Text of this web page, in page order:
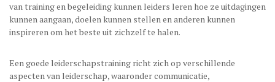
van training en begeleiding kunnen leiders leren hoe ze uitdagingen
kunnen aangaan, doelen kunnen stellen en anderen kunnen
inspireren om het beste uit zichzelf te halen.
Een goede leiderschapstraining richt zich op verschillende
aspecten van leiderschap, waaronder communicatie,